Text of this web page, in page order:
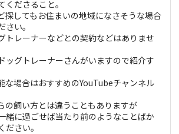
くださること。
探してもお住まいの地域になさそうな場合
い。
トレーナーなどとの契約などはありませ
ッグトレーナーさんがいますので紹介す
な場合はおすすめのYouTubeチャンネル
の飼い方とは違うこともありますが
緒に過ごせば当たり前のようなことばか
ださい。